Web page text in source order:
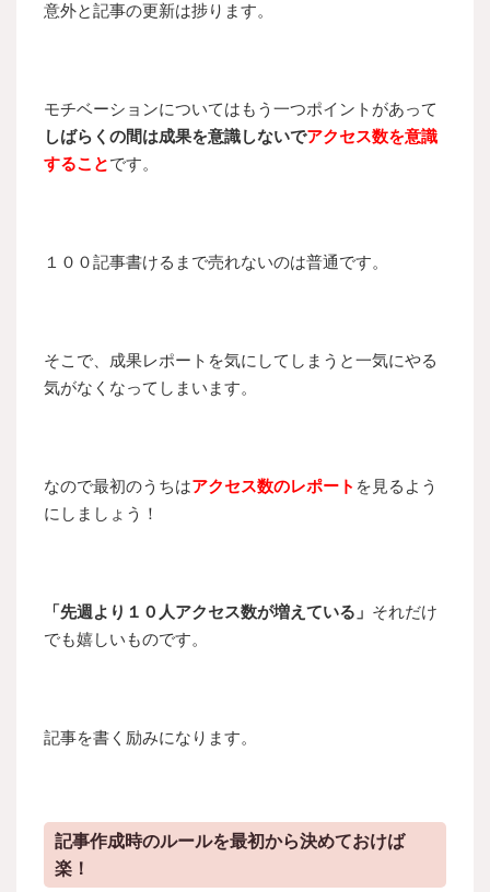
意外と記事の更新は捗ります。
モチベーションについてはもう一つポイントがあって
しばらくの間は成果を意識しないでアクセス数を意識
することです。
１００記事書けるまで売れないのは普通です。
そこで、成果レポートを気にしてしまうと一気にやる
気がなくなってしまいます。
なので最初のうちはアクセス数のレポート を見るよう
にしましょう！
「先週より１０人アクセス数が増えている」 それだけ
でも嬉しいものです。
記事を書く励みになります。
記事作成時のルールを最初から決めておけば
楽！